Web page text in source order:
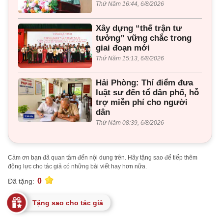
Thứ Năm 16:44, 6/8/2026
Xây dựng “thế trận tư
tưởng” vững chắc trong
giai đoạn mới
Thứ Năm 15:13, 6/8/2026
Hải Phòng: Thí điểm đưa
luật sư đến tổ dân phố, hỗ
trợ miễn phí cho người
dân
Thứ Năm 08:39, 6/8/2026
Cảm ơn bạn đã quan tâm đến nội dung trên. Hãy tặng sao để tiếp thêm
động lực cho tác giả có những bài viết hay hơn nữa.
Đã tặng: 0
Tặng sao cho tác giả